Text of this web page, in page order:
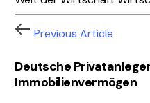
Previous Article
Deutsche
Immobilienvermögen